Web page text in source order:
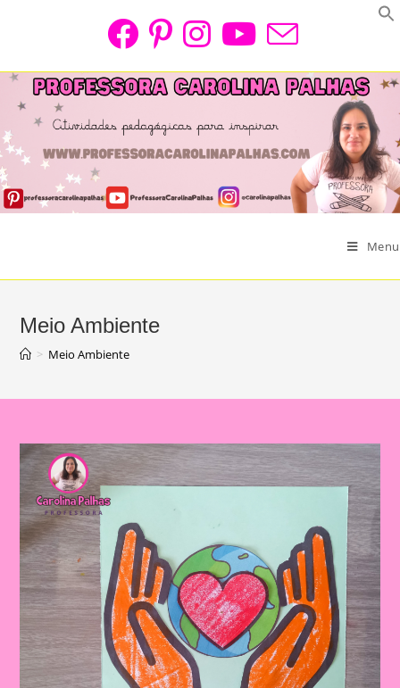
Menu
Meio Ambiente
> Meio Ambiente